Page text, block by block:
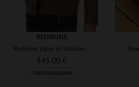
REDSKINS
Redskins signe ce blouson motard en cuir de mouton cognac.
445,00 €
TOUTES SAISONS